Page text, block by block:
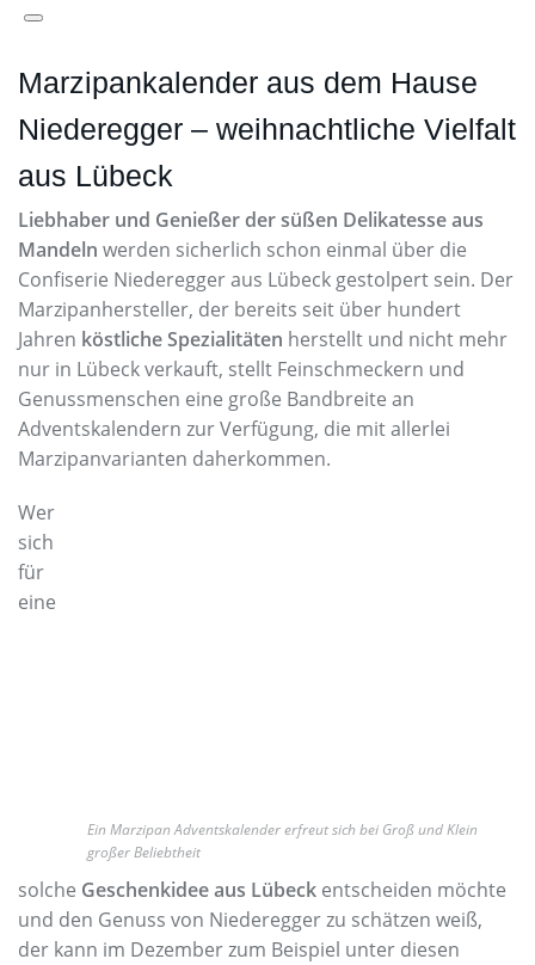
Marzipankalender aus dem Hause
Niederegger – weihnachtliche Vielfalt
aus Lübeck
Liebhaber und Genießer der süßen Delikatesse aus
Mandeln werden sicherlich schon einmal über die
Confiserie Niederegger aus Lübeck gestolpert sein. Der
Marzipanhersteller, der bereits seit über hundert
Jahren köstliche Spezialitäten herstellt und nicht mehr
nur in Lübeck verkauft, stellt Feinschmeckern und
Genussmenschen eine große Bandbreite an
Adventskalendern zur Verfügung, die mit allerlei
Marzipanvarianten daherkommen.
Ein Marzipan Adventskalender erfreut sich bei Groß und Klein
großer Beliebtheit
Wer
sich
für
eine
solche Geschenkidee aus Lübeck entscheiden möchte
und den Genuss von Niederegger zu schätzen weiß,
der kann im Dezember zum Beispiel unter diesen